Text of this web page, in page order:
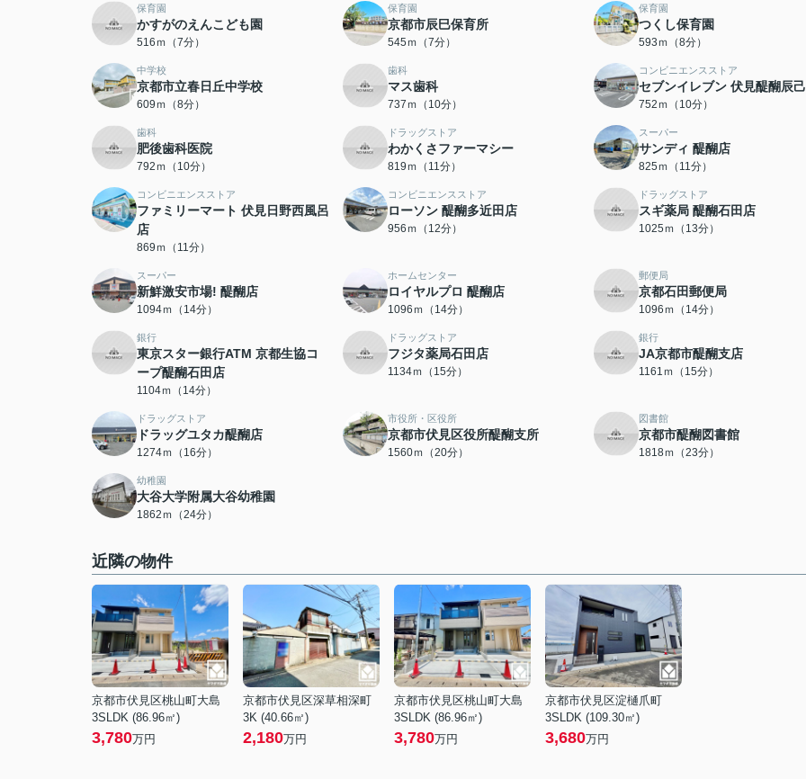
保育園
かすがのえんこども園
516ｍ（7分）
保育園
京都市辰巳保育所
545ｍ（7分）
保育園
つくし保育園
593ｍ（8分）
中学校
京都市立春日丘中学校
609ｍ（8分）
歯科
マス歯科
737ｍ（10分）
コンビニエンスストア
セブンイレブン 伏見醍醐辰
752ｍ（10分）
歯科
肥後歯科医院
792ｍ（10分）
ドラッグストア
わかくさファーマシー
819ｍ（11分）
スーパー
サンディ 醍醐店
825ｍ（11分）
コンビニエンスストア
ファミリーマート 伏見日野西風呂
店
869ｍ（11分）
コンビニエンスストア
ローソン 醍醐多近田店
956ｍ（12分）
ドラッグストア
スギ薬局 醍醐石田店
1025ｍ（13分）
スーパー
新鮮激安市場! 醍醐店
1094ｍ（14分）
ホームセンター
ロイヤルプロ 醍醐店
1096ｍ（14分）
郵便局
京都石田郵便局
1096ｍ（14分）
銀行
東京スター銀行ATM 京都生協コ
ープ醍醐石田店
1104ｍ（14分）
ドラッグストア
フジタ薬局石田店
1134ｍ（15分）
銀行
JA京都市醍醐支店
1161ｍ（15分）
ドラッグストア
ドラッグユタカ醍醐店
1274ｍ（16分）
市役所・区役所
京都市伏見区役所醍醐支所
1560ｍ（20分）
図書館
京都市醍醐図書館
1818ｍ（23分）
幼稚園
大谷大学附属大谷幼稚園
1862ｍ（24分）
近隣の物件
京都市伏見区桃山町大島
3SLDK (86.96㎡)
3,780万円
京都市伏見区深草相深町
3K (40.66㎡)
2,180万円
京都市伏見区桃山町大島
3SLDK (86.96㎡)
3,780万円
京都市伏見区淀樋爪町
3SLDK (109.30㎡)
3,680万円